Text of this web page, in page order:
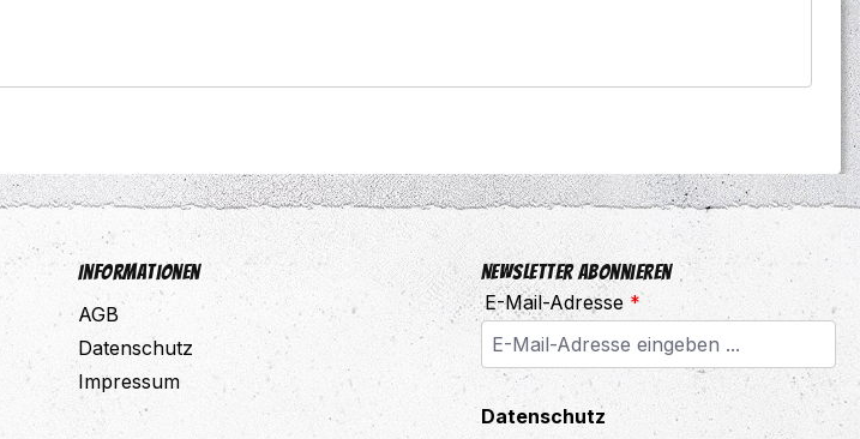
Informationen
AGB
Datenschutz
Impressum
Newsletter abonnieren
E-Mail-Adresse *
Datenschutz